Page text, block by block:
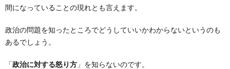
間になっていることの現れとも言えます。
政治の問題を知ったところでどうしていいかわからないというのも
あるでしょう。
「政治に対する怒り方 」を知らないのです。